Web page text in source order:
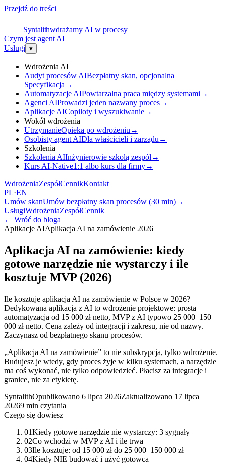
Przejdź do treści
Syntalithwdrażamy AI w procesy
Czym jest agent AI
Usługi ▾
Wdrożenia AI
Audyt procesów AIBezpłatny skan, opcjonalna
Specyfikacja →
Automatyzacje AIPowtarzalna praca między systemami →
Agenci AIProwadzi jeden nazwany proces→
Aplikacje AICopiloty i wyszukiwanie→
Wokół wdrożenia
UtrzymanieOpieka po wdrożeniu →
Osobisty agent AIDla właścicieli i zarządu →
Szkolenia
Szkolenia AIInżynierowie szkolą zespół→
Kurs AI-Native1:1 albo kurs dla firmy→
WdrożeniaZespółCennikKontakt
PL·EN
Umów skanUmów bezpłatny skan procesów (30 min)→
UsługiWdrożeniaZespółCennik
← Wróć do bloga
Aplikacje AIAplikacja AI na zamówienie 2026
Aplikacja AI na zamówienie: kiedy
gotowe narzędzie nie wystarczy i ile
kosztuje MVP (2026)
Ile kosztuje aplikacja AI na zamówienie w Polsce w 2026?
Dedykowana aplikacja z AI to wdrożenie projektowe: prosta
automatyzacja od 15 000 zł netto, MVP z AI typowo 25 000–150
000 zł netto. Cena zależy od integracji i zakresu, nie od nazwy.
Zaczynasz od bezpłatnego skanu procesów.
„Aplikacja AI na zamówienie” to nie subskrypcja, tylko wdrożenie.
Budujesz je wtedy, gdy proces żyje w kilku systemach, a narzędzie
ma coś wykonać, nie tylko odpowiedzieć. Płacisz za integracje i
granice, nie za etykietę.
SyntalithOpublikowano 6 lipca 2026Zaktualizowano 17 lipca
20269 min czytania
Czego się dowiesz
01Kiedy gotowe narzędzie nie wystarczy: 3 sygnały
02Co wchodzi w MVP z AI i ile trwa
03Ile kosztuje: od 15 000 zł do 25 000–150 000 zł
04Kiedy NIE budować i użyć gotowca